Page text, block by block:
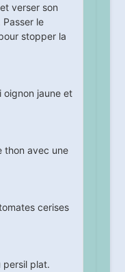
verser son
le
stopper la
oignon jaune et
thon avec une
cerises
persil plat.